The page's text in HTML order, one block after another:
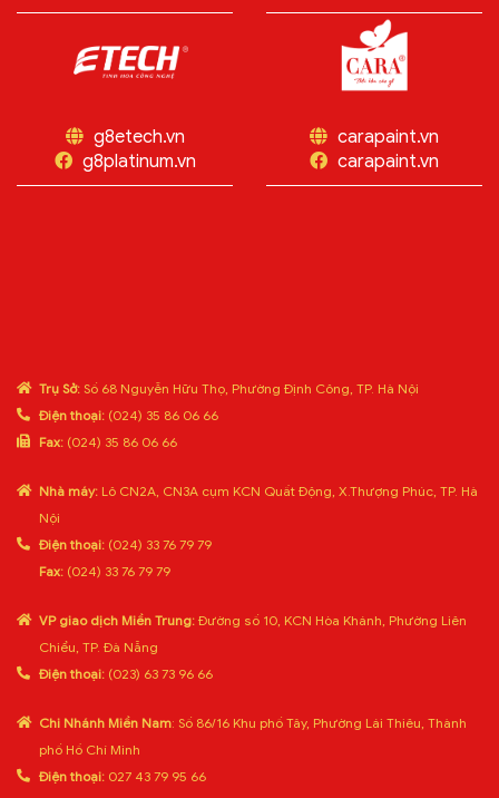
g8etech.vn
g8platinum.vn
carapaint.vn
carapaint.vn
Trụ Sở: Số 68 Nguyễn Hữu Thọ, Phường Định Công, TP. Hà Nội
Điện thoại: (024) 35 86 06 66
Fax: (024) 35 86 06 66
Nhà máy: Lô CN2A, CN3A cụm KCN Quất Động, X.Thượng Phúc, TP. Hà
Nội
Điện thoại: (024) 33 76 79 79
Fax: (024) 33 76 79 79
VP giao dịch Miền Trung: Đường số 10, KCN Hòa Khánh, Phường Liên
Chiểu, TP. Đà Nẵng
Điện thoại: (023) 63 73 96 66
Chi Nhánh Miền Nam: Số 86/16 Khu phố Tây, Phường Lái Thiêu, Thành
phố Hồ Chí Minh
Điện thoại: 027 43 79 95 66